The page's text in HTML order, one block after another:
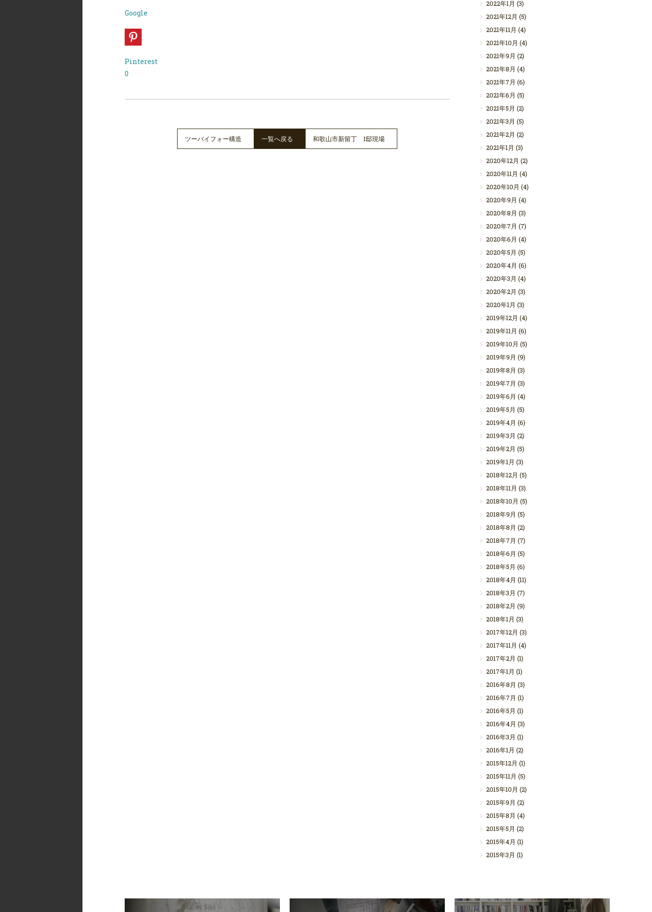
Google
Pinterest
0
ツーバイフォー構造 一覧へ戻る 和歌山市新留丁 I邸現場
2022年1月 (3)
2021年12月 (5)
2021年11月 (4)
2021年10月 (4)
2021年9月 (2)
2021年8月 (4)
2021年7月 (6)
2021年6月 (5)
2021年5月 (2)
2021年3月 (5)
2021年2月 (2)
2021年1月 (3)
2020年12月 (2)
2020年11月 (4)
2020年10月 (4)
2020年9月 (4)
2020年8月 (3)
2020年7月 (7)
2020年6月 (4)
2020年5月 (5)
2020年4月 (6)
2020年3月 (4)
2020年2月 (3)
2020年1月 (3)
2019年12月 (4)
2019年11月 (6)
2019年10月 (5)
2019年9月 (9)
2019年8月 (3)
2019年7月 (3)
2019年6月 (4)
2019年5月 (5)
2019年4月 (6)
2019年3月 (2)
2019年2月 (5)
2019年1月 (3)
2018年12月 (5)
2018年11月 (3)
2018年10月 (5)
2018年9月 (5)
2018年8月 (2)
2018年7月 (7)
2018年6月 (5)
2018年5月 (6)
2018年4月 (11)
2018年3月 (7)
2018年2月 (9)
2018年1月 (3)
2017年12月 (3)
2017年11月 (4)
2017年2月 (1)
2017年1月 (1)
2016年8月 (3)
2016年7月 (1)
2016年5月 (1)
2016年4月 (3)
2016年3月 (1)
2016年1月 (2)
2015年12月 (1)
2015年11月 (5)
2015年10月 (2)
2015年9月 (2)
2015年8月 (4)
2015年5月 (2)
2015年4月 (1)
2015年3月 (1)